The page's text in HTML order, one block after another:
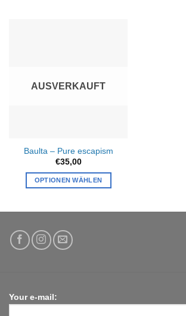
AUSVERKAUFT
Baulta – Pure escapism
€35,00
OPTIONEN WÄHLEN
Your e-mail: